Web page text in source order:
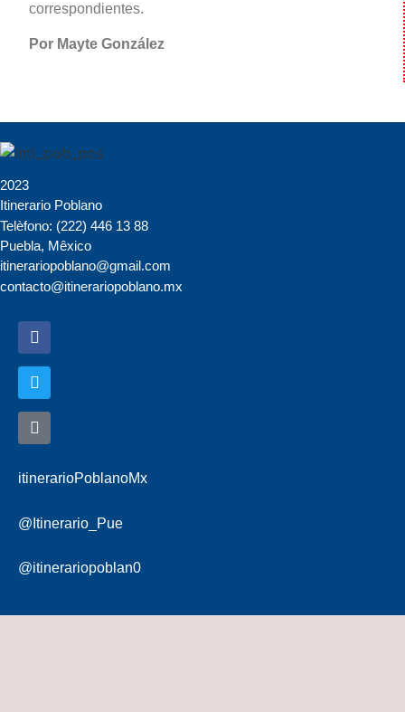
correspondientes.
Por Mayte González
2023
Itinerario Poblano
Telèfono: (222) 446 13 88
Puebla, Mêxico
itinerariopoblano@gmail.com
contacto@itinerariopoblano.mx
itinerarioPoblanoMx
@Itinerario_Pue
@itinerariopoblan0